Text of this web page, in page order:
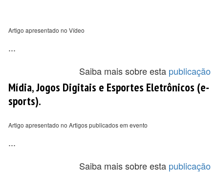
Artigo apresentado no Vídeo
...
Saiba mais sobre esta publicação
Mídia, Jogos Digitais e Esportes Eletrônicos (e-
sports).
Artigo apresentado no Artigos publicados em evento
...
Saiba mais sobre esta publicação